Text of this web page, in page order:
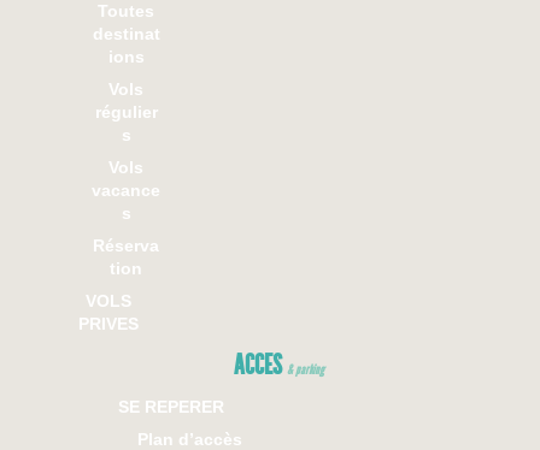
Toutes
destinat
ions
Vols
régulier
s
Vols
vacance
s
Réserva
tion
VOLS
PRIVES
ACCES & parking
SE REPERER
Plan d’accès